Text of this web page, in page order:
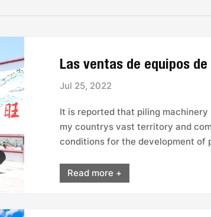
Jul 25, 2022
It is reported that piling
my countrys vast territory and
conditions for the development of
Read more +